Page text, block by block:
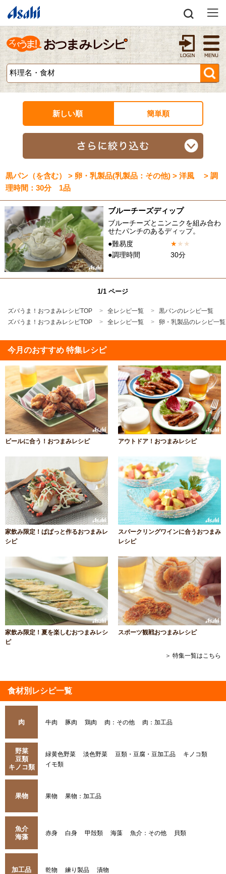
新しい順 簡単順
黒パン（を含む） > 卵・乳製品(乳製品：その他) > 洋風 > 調
理時間：30分 1品
ブルーチーズディップ
ブルーチーズとニンニクを組み合わ
せたパンチのあるディップ。
●難易度
★★ ★
●調理時間
30分
1/1 ページ
ズバうま！おつまみレシピTOP 全レシピ一覧
黒パンのレシピ一覧
ズバうま！おつまみレシピTOP
全レシピ一覧 卵・乳製品のレシピ一覧
今月のおすすめ 特集レシピ
ビールに合う！おつまみレシピ アウトドア！おつまみレシピ
家飲み限定！ぱぱっと作るおつまみレ
シピ
スパークリングワインに合うおつまみ
レシピ
家飲み限定！夏を楽しむおつまみレシ
ピ
スポーツ観戦おつまみレシピ
＞ 特集一覧はこちら
食材別レシピ一覧
肉 牛肉 豚肉 鶏肉 肉：その他 肉：加工品
野菜
豆類
キノコ類
緑黄色野菜 淡色野菜 豆類・豆腐・豆加工品
キノコ類
イモ類
果物 果物 果物：加工品
魚介
海藻
赤身 白身 甲殻類 海藻 魚介：その他 貝類
加工品 乾物 練り製品 漬物